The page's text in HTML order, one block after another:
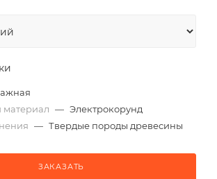
— Электрокорунд
— Твердые породы древесины
ЗАКАЗАТЬ